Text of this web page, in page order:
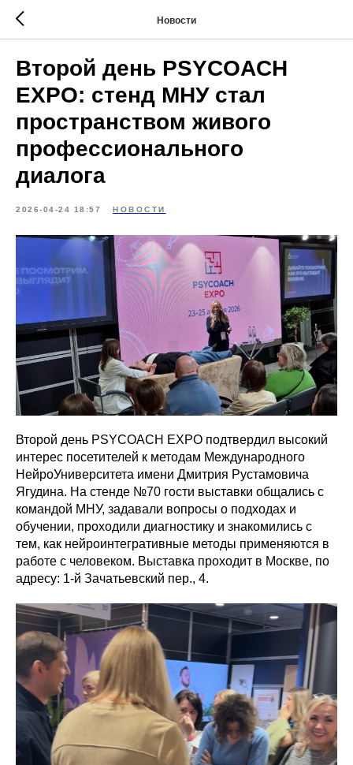
Новости
Второй день PSYCOACH
EXPO: стенд МНУ стал
пространством живого
профессионального
диалога
2026-04-24 18:57 НОВОСТИ
Второй день PSYCOACH EXPO подтвердил высокий
интерес посетителей к методам Международного
НейроУниверситета имени Дмитрия Рустамовича
Ягудина. На стенде №70 гости выставки общались с
командой МНУ, задавали вопросы о подходах и
обучении, проходили диагностику и знакомились с
тем, как нейроинтегративные методы применяются в
работе с человеком. Выставка проходит в Москве, по
адресу: 1-й Зачатьевский пер., 4.